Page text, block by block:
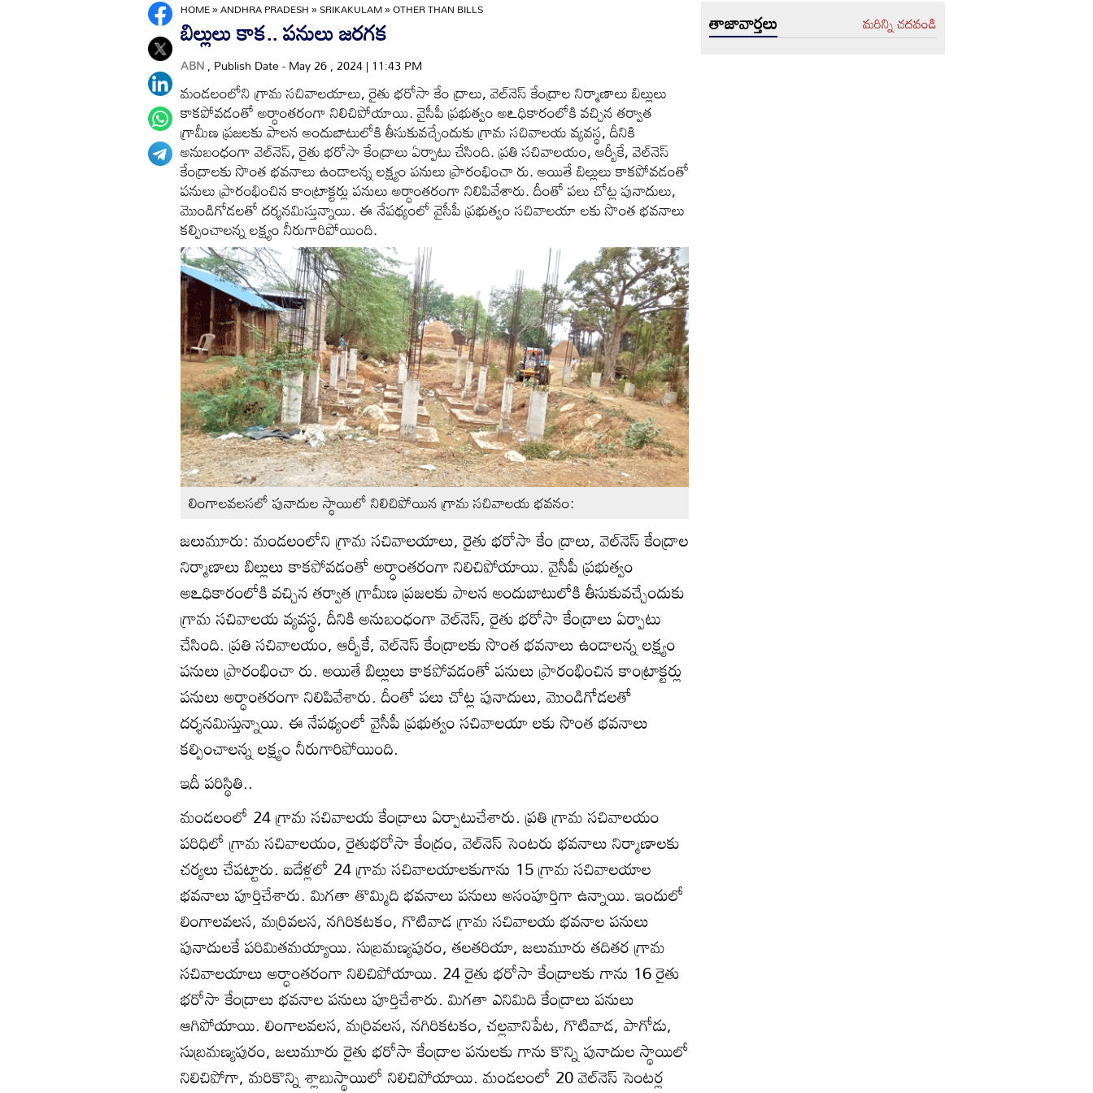
HOME»ANDHRA PRADESH»SRIKAKULAM»OTHER THAN BILLS
బిల్లులు కాక.. పనులు జరగక
ABN, Publish Date - May 26 , 2024 | 11:43 PM
మండలంలోని గ్రామ సచివాలయాలు, రైతు భరోసా కేం ద్రాలు, వెల్‌నెస్‌ కేంద్రాల నిర్మాణాలు బిల్లులు
కాకపోవడంతో అర్ధాంతరంగా నిలిచిపోయాయి. వైసీపీ ప్రభుత్వం అఽధికారంలోకి వచ్చిన తర్వాత
గ్రామీణ ప్రజలకు పాలన అందుబాటులోకి తీసుకువచ్చేందుకు గ్రామ సచివాలయ వ్యవస్థ, దీనికి
అనుబంధంగా వెల్‌నెస్‌, రైతు భరోసా కేంద్రాలు ఏర్పాటు చేసింది. ప్రతి సచివాలయం, ఆర్బీకే, వెల్‌నెస్‌
కేంద్రాలకు సొంత భవనాలు ఉండాలన్న లక్ష్యం పనులు ప్రారంభించా రు. అయితే బిల్లులు కాకపోవడంతో
పనులు ప్రారంభించిన కాంట్రాక్టర్లు పనులు అర్ధాంతరంగా నిలిపివేశారు. దీంతో పలు చోట్ల పునాదులు,
మొండిగోడలతో దర్శనమిస్తున్నాయి. ఈ నేపథ్యంలో వైసీపీ ప్రభుత్వం సచివాలయా లకు సొంత భవనాలు
కల్పించాలన్న లక్ష్యం నీరుగారిపోయింది.
లింగాలవలసలో పునాదుల స్థాయిలో నిలిచిపోయిన గ్రామ సచివాలయ భవనం:
జలుమూరు: మండలంలోని గ్రామ సచివాలయాలు, రైతు భరోసా కేం ద్రాలు, వెల్‌నెస్‌ కేంద్రాల
నిర్మాణాలు బిల్లులు కాకపోవడంతో అర్ధాంతరంగా నిలిచిపోయాయి. వైసీపీ ప్రభుత్వం
అఽధికారంలోకి వచ్చిన తర్వాత గ్రామీణ ప్రజలకు పాలన అందుబాటులోకి తీసుకువచ్చేందుకు
గ్రామ సచివాలయ వ్యవస్థ, దీనికి అనుబంధంగా వెల్‌నెస్‌, రైతు భరోసా కేంద్రాలు ఏర్పాటు
చేసింది. ప్రతి సచివాలయం, ఆర్బీకే, వెల్‌నెస్‌ కేంద్రాలకు సొంత భవనాలు ఉండాలన్న లక్ష్యం
పనులు ప్రారంభించా రు. అయితే బిల్లులు కాకపోవడంతో పనులు ప్రారంభించిన కాంట్రాక్టర్లు
పనులు అర్ధాంతరంగా నిలిపివేశారు. దీంతో పలు చోట్ల పునాదులు, మొండిగోడలతో
దర్శనమిస్తున్నాయి. ఈ నేపథ్యంలో వైసీపీ ప్రభుత్వం సచివాలయా లకు సొంత భవనాలు
కల్పించాలన్న లక్ష్యం నీరుగారిపోయింది.
ఇదీ పరిస్థితి..
మండలంలో 24 గ్రామ సచివాలయ కేంద్రాలు ఏర్పాటుచేశారు. ప్రతి గ్రామ సచివాలయం
పరిధిలో గ్రామ సచివాలయం, రైతుభరోసా కేంద్రం, వెల్‌నెస్‌ సెంటరు భవనాలు నిర్మాణాలకు
చర్యలు చేపట్టారు. ఐదేళ్లలో 24 గ్రామ సచివాలయాలకుగాను 15 గ్రామ సచివాలయాల
భవనాలు పూర్తిచేశారు. మిగతా తొమ్మిది భవనాలు పనులు అసంపూర్తిగా ఉన్నాయి. ఇందులో
లింగాలవలస, మర్రివలస, నగిరికటకం, గొటివాడ గ్రామ సచివాలయ భవనాల పనులు
పునాదులకే పరిమితమయ్యాయి. సుబ్రమణ్యపురం, తలతరియా, జలుమూరు తదితర గ్రామ
సచివాలయాలు అర్ధాంతరంగా నిలిచిపోయాయి. 24 రైతు భరోసా కేంద్రాలకు గాను 16 రైతు
భరోసా కేంద్రాలు భవనాల పనులు పూర్తిచేశారు. మిగతా ఎనిమిది కేంద్రాలు పనులు
ఆగిపోయాయి. లింగాలవలస, మర్రివలస, నగిరికటకం, చల్లవానిపేట, గొటివాడ, పాగోడు,
సుబ్రమణ్యపురం, జలుమూరు రైతు భరోసా కేంద్రాల పనులకు గాను కొన్ని పునాదుల స్థాయిలో
నిలిచిపోగా, మరికొన్ని శ్లాబుస్థాయిలో నిలిచిపోయాయి. మండలంలో 20 వెల్‌నెస్‌ సెంటర్ల
తాజావార్తలు మరిన్ని చదవండి